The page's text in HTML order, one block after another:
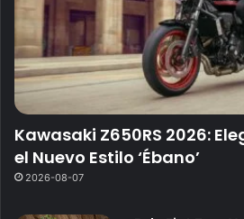
Kawasaki Z650RS 2026:
el Nuevo Estilo ‘Ébano’
2026-08-07